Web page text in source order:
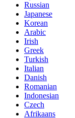
Russian
Japanese
Korean
Arabic
Irish
Greek
Turkish
Italian
Danish
Romanian
Indonesian
Czech
Afrikaans